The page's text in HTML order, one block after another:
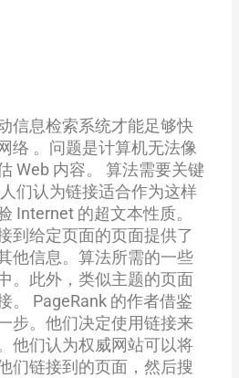
信息检索系统才能足够快
络 。问题是计算机无法像
Web 内容。
算法需要关键
们认为链接适合作为这样
Internet 的超文本性质。
到给定页面的页面提供了
他信息。算法所需的一些
。此外，类似主题的页面
。 PageRank 的作者借鉴
步。他们决定使用链接来
他们认为权威网站可以将
们链接到的页面，然后搜